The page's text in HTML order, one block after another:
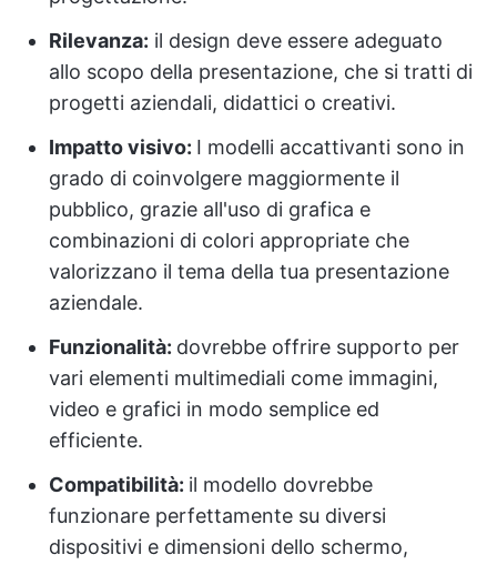
Rilevanza: il design deve essere adeguato
allo scopo della presentazione, che si tratti di
progetti aziendali, didattici o creativi.
Impatto visivo: I modelli accattivanti sono in
grado di coinvolgere maggiormente il
pubblico, grazie all'uso di grafica e
combinazioni di colori appropriate che
valorizzano il tema della tua presentazione
aziendale.
Funzionalità: dovrebbe offrire supporto per
vari elementi multimediali come immagini,
video e grafici in modo semplice ed
efficiente.
Compatibilità: il modello dovrebbe
funzionare perfettamente su diversi
dispositivi e dimensioni dello schermo,